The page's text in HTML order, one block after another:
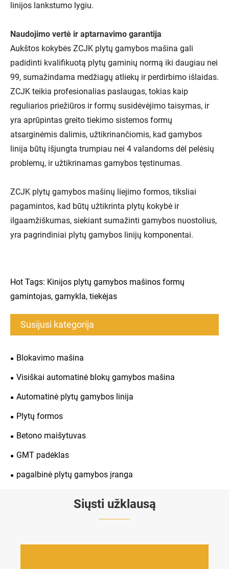
linijos lankstumo lygiu.
Naudojimo vertė ir aptarnavimo garantija
Aukštos kokybės ZCJK plytų gamybos mašina gali
padidinti kvalifikuotą plytų gaminių normą iki daugiau nei
99, sumažindama medžiagų atliekų ir perdirbimo išlaidas.
ZCJK teikia profesionalias paslaugas, tokias kaip
reguliarios priežiūros ir formų susidėvėjimo taisymas, ir
yra aprūpintas greito tiekimo sistemos formų
atsarginėmis dalimis, užtikrinančiomis, kad gamybos
linija būtų išjungta trumpiau nei 4 valandoms dėl pelėsių
problemų, ir užtikrinamas gamybos tęstinumas.
ZCJK plytų gamybos mašinų liejimo formos, tiksliai
pagamintos, kad būtų užtikrinta plytų kokybė ir
ilgaamžiškumas, siekiant sumažinti gamybos nuostolius,
yra pagrindiniai plytų gamybos linijų komponentai.
Hot Tags: Kinijos plytų gamybos mašinos formų
gamintojas, gamykla, tiekėjas
Susijusi kategorija
Blokavimo mašina
Visiškai automatinė blokų gamybos mašina
Automatinė plytų gamybos linija
Plytų formos
Betono maišytuvas
GMT padėklas
pagalbinė plytų gamybos įranga
Siųsti užklausą